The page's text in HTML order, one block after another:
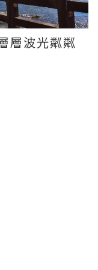
層波光粼粼